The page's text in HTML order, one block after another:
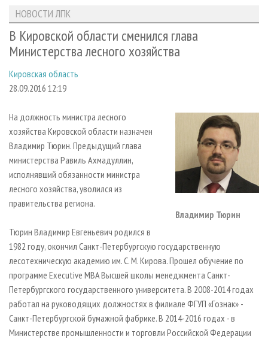
ЛЕСОЗАГОТОВКА
ЛЕСОПИЛЕНИЕ
СУШКА ДРЕВЕСИНЫ
ДЕРЕВЯННОЕ ДОМОСТРОЕНИЕ
ПРОИЗВОДСТВО МЕБЕЛИ
БИОЭНЕРГЕТИКА
ЦБП
ИНСТРУМЕНТ И МАТЕРИАЛЫ
НОВОСТИ ЛПК
НОВОСТИ ЖУРНАЛА
ПРОЕКТЫ ЛПИ
АНАЛИТИКА
ПРЕДПРИЯТИЯ ЛПК
ПЕРСОНЫ
ОФИЦИАЛЬНЫЕ ДЕЛЕГАЦИИ
ПРИОРИТЕТНЫЕ ИНВЕСТПРОЕКТЫ
RUSSIAN FORESTRY REVIEW
ГАЗЕТА ЛЕСПРОМФОРУМ
БИБЛИОТЕКА СПЕЦИАЛИСТА
АРХИВ
АРХИВ ЖУРНАЛОВ
СТАТЬИ
О ЖУРНАЛЕ
ПОДПИСКА
КОНТАКТЫ
РЕКЛАМОДАТЕЛЯМ
РЕКЛАМА
НОВОСТИ ЛПК
В Кировской области сменился глава
Министерства лесного хозяйства
Кировская область
28.09.2016 12:19
Владимир Тюрин
На должность министра лесного
хозяйства Кировской области назначен
Владимир Тюрин. Предыдущий глава
министерства Равиль Ахмадуллин,
исполнявший обязанности министра
лесного хозяйства, уволился из
правительства региона.
Тюрин Владимир Евгеньевич родился в
1982 году, окончил Санкт-Петербургскую государственную
лесотехническую академию им. С. М. Кирова. Прошел обучение по
программе Executive MBA Высшей школы менеджмента Санкт-
Петербургского государственного университета. В 2008-2014 годах
работал на руководящих должностях в филиале ФГУП «Гознак» -
Санкт-Петербургской бумажной фабрике. В 2014-2016 годах - в
Министерстве промышленности и торговли Российской Федерации